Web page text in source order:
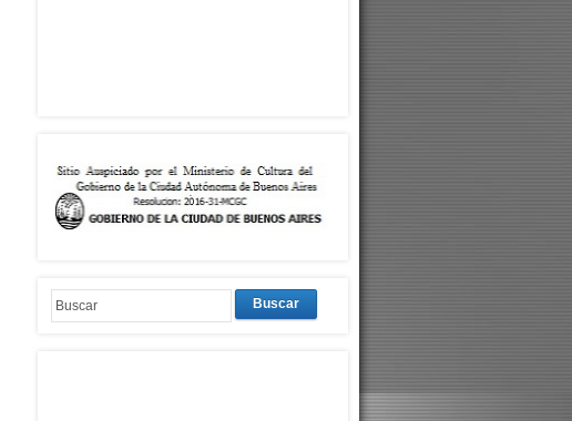
Buscar